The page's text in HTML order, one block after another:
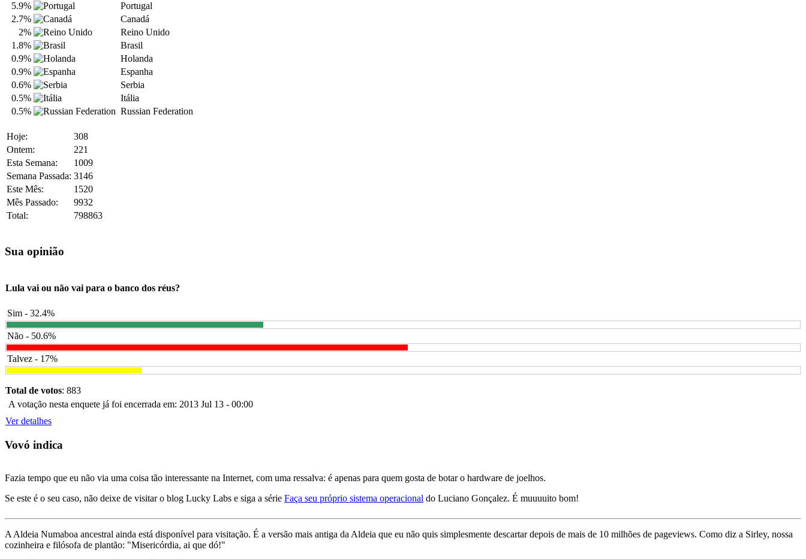
5.9%
Portugal
2.7%
Canadá
2%
Reino Unido
1.8%
Brasil
0.9%
Holanda
0.9%
Espanha
0.6%
Serbia
0.5%
Itália
0.5%
Russian Federation
Hoje:
308
Ontem:
221
Esta Semana:
1009
Semana Passada: 3146
Este Mês:
1520
Mês Passado:
9932
Total:
798863
Sua opinião
Lula vai ou não vai para o banco dos réus?
Sim - 32.4%
Não - 50.6%
Talvez - 17%
Total de votos: 883
A votação nesta enquete já foi encerrada em: 2013 Jul 13 - 00:00
Ver detalhes
Vovó indica
Fazia tempo que eu não via uma coisa tão interessante na Internet, com uma ressalva: é apenas para quem gosta de botar o hardware de joelhos.
Se este é o seu caso, não deixe de visitar o blog Lucky Labs e siga a série Faça seu próprio sistema operacional do Luciano Gonçalez. É muuuuito bom!
A Aldeia Numaboa ancestral ainda está disponível para visitação. É a versão mais antiga da Aldeia que eu não quis simplesmente descartar depois de mais de 10 milhões de pageviews. Como diz a Sirley, nossa
cozinheira e filósofa de plantão: "Misericórdia, ai que dó!"